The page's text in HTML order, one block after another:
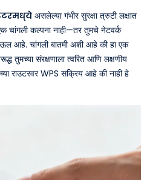
असलेल्या गंभीर सुरक्षा त्रुटी लक्षात
चांगली कल्पना नाही—तर तुमचे नेटवर्क
आहे. चांगली बातमी अशी आहे की हा एक
तुमच्या संरक्षणाला त्वरित आणि लक्षणीय
राउटरवर WPS सक्रिय आहे की नाही हे